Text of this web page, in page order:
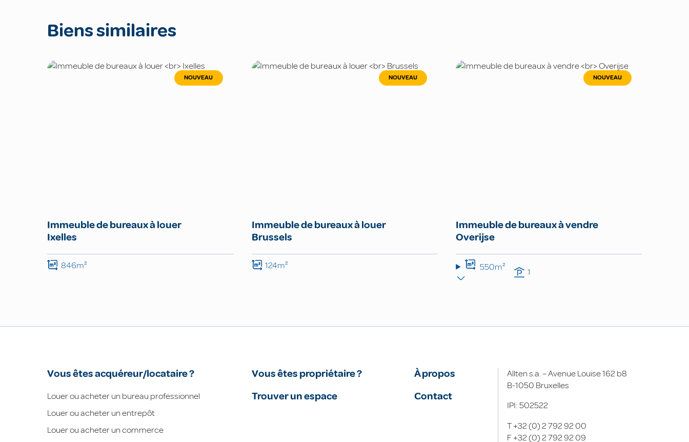
Biens similaires
NOUVEAU
Immeuble de bureaux à louer
Ixelles
846m²
NOUVEAU
Immeuble de bureaux à louer
Brussels
124m²
NOUVEAU
Immeuble de bureaux à vendre
Overijse
550m² 1
Vous êtes acquéreur/locataire ?
Louer ou acheter un bureau professionnel
Louer ou acheter un entrepôt
Louer ou acheter un commerce
Vous êtes propriétaire ?
Trouver un espace
À propos
Contact
Allten s.a. – Avenue Louise 162 b8
B-1050 Bruxelles
IPI: 502522
T+32 (0) 2 792 92 00
F+32 (0) 2 792 92 09